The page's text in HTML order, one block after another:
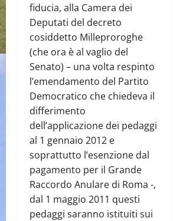
fiducia, alla Camera dei
Deputati del decreto
cosiddetto Milleproroghe
(che ora è al vaglio del
Senato) – una volta respinto
l’emendamento del Partito
Democratico che chiedeva il
differimento
dell’applicazione dei pedaggi
al 1 gennaio 2012 e
soprattutto l’esenzione dal
pagamento per il Grande
Raccordo Anulare di Roma -,
dal 1 maggio 2011 questi
pedaggi saranno istituiti sui